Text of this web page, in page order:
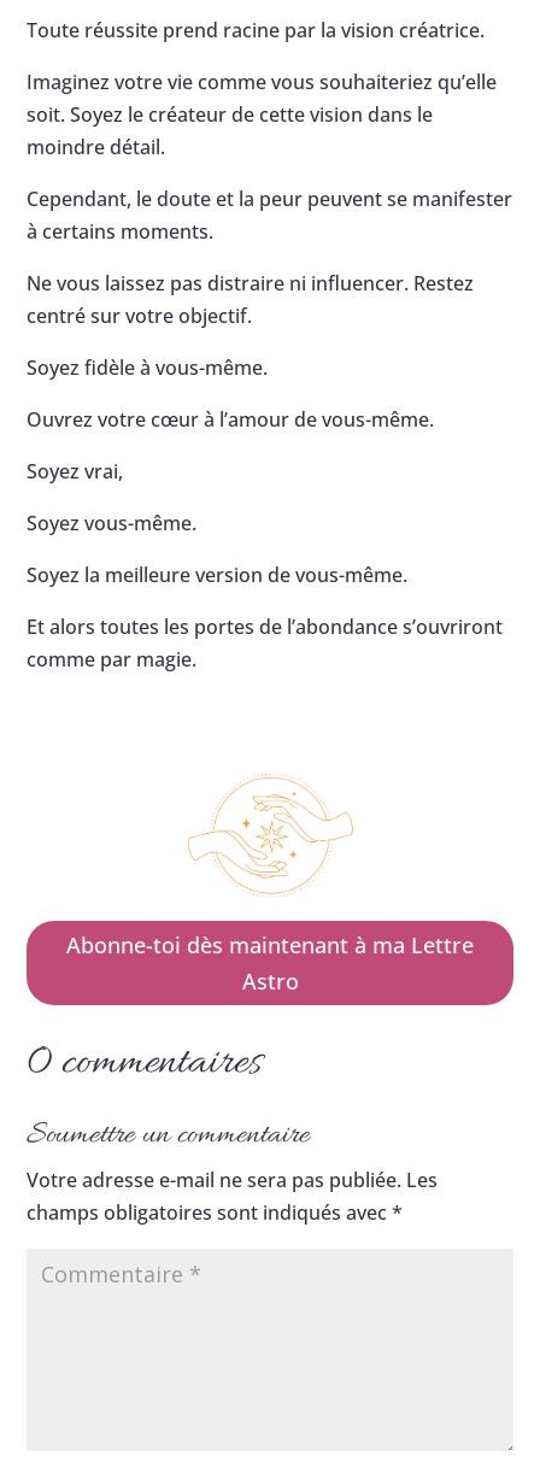
Toute réussite prend racine par la vision créatrice.
Imaginez votre vie comme vous souhaiteriez qu’elle
soit. Soyez le créateur de cette vision dans le
moindre détail.
Cependant, le doute et la peur peuvent se manifester
à certains moments.
Ne vous laissez pas distraire ni influencer. Restez
centré sur votre objectif.
Soyez fidèle à vous-même.
Ouvrez votre cœur à l’amour de vous-même.
Soyez vrai,
Soyez vous-même.
Soyez la meilleure version de vous-même.
Et alors toutes les portes de l’abondance s’ouvriront
comme par magie.
Abonne-toi dès maintenant à ma Lettre
Astro
0 commentaires
Soumettre un commentaire
Votre adresse e-mail ne sera pas publiée. Les
champs obligatoires sont indiqués avec*